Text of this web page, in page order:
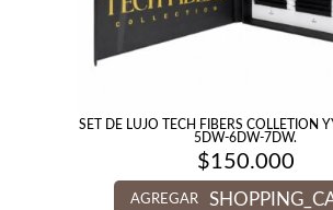
SET DE LUJO TECH FIBERS COLLETION
5DW-6DW-7DW.
$150.000
AGREGAR